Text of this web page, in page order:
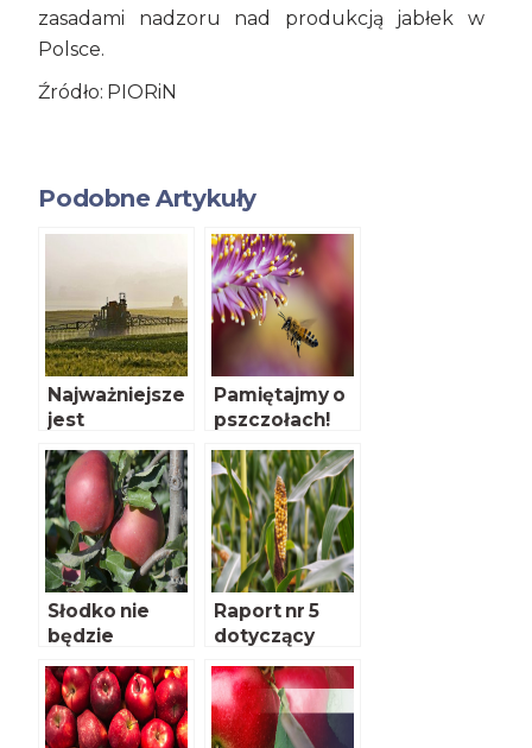
zasadami nadzoru nad produkcją jabłek w
Polsce.
Źródło: PIORiN
Podobne Artykuły
Najważniejsze
jest
bezpieczeńst
wo
konsumenta
Pamiętajmy o
pszczołach!
Słodko nie
będzie
Raport nr 5
dotyczący
nowych
zagrożeń
fitosanitarnyc
h dla Polski